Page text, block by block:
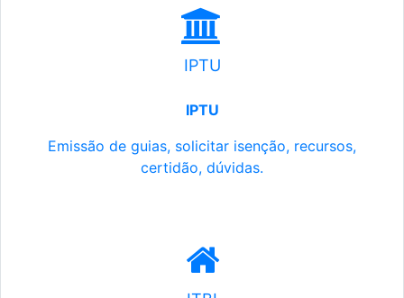
IPTU
IPTU
Emissão de guias, solicitar isenção, recursos,
certidão, dúvidas.